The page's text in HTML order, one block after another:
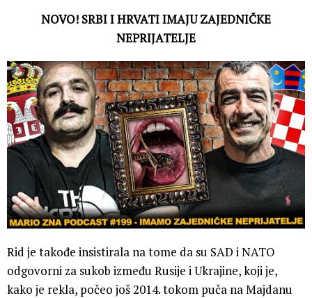
NOVO! SRBI I HRVATI IMAJU ZAJEDNIČKE
NEPRIJATELJE
Rid je takođe insistirala na tome da su SAD i NATO
odgovorni za sukob između Rusije i Ukrajine, koji je,
kako je rekla, počeo još 2014. tokom puča na Majdanu